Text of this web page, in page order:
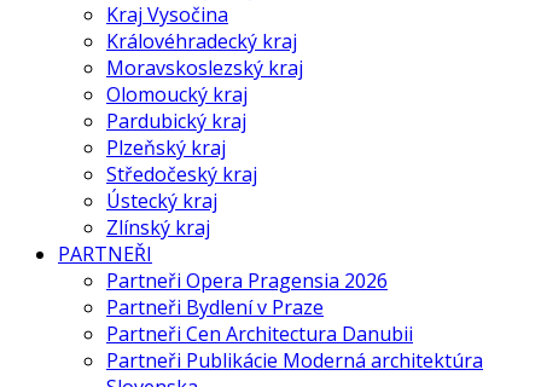
Kraj Vysočina
Královéhradecký kraj
Moravskoslezský kraj
Olomoucký kraj
Pardubický kraj
Plzeňský kraj
Středočeský kraj
Ústecký kraj
Zlínský kraj
PARTNEŘI
Partneři Opera Pragensia 2026
Partneři Bydlení v Praze
Partneři Cen Architectura Danubii
Partneři Publikácie Moderná architektúra